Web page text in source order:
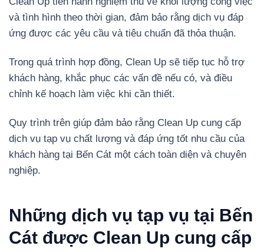
và tình hình theo thời gian, đảm bảo rằng dịch vụ đáp
ứng được các yêu cầu và tiêu chuẩn đã thỏa thuận.
Trong quá trình hợp đồng, Clean Up sẽ tiếp tục hỗ trợ
khách hàng, khắc phục các vấn đề nếu có, và điều
chỉnh kế hoạch làm việc khi cần thiết.
Quy trình trên giúp đảm bảo rằng Clean Up cung cấp
dịch vụ tạp vụ chất lượng và đáp ứng tốt nhu cầu của
khách hàng tại Bến Cát một cách toàn diện và chuyên
nghiệp.
Những dịch vụ tạp vụ tại Bến
Cát được Clean Up cung cấp